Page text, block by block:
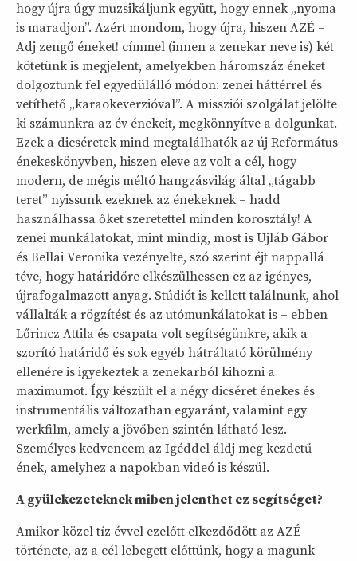
hogy újra úgy muzsikáljunk együtt, hogy ennek „nyoma
is maradjon”. Azért mondom, hogy újra, hiszen AZÉ –
Adj zengő éneket! címmel (innen a zenekar neve is) két
kötetünk is megjelent, amelyekben háromszáz éneket
dolgoztunk fel egyedülálló módon: zenei háttérrel és
vetíthető „karaokeverzióval”. A missziói szolgálat jelölte
ki számunkra az év énekeit, megkönnyítve a dolgunkat.
Ezek a dicséretek mind megtalálhatók az új Református
énekeskönyvben, hiszen eleve az volt a cél, hogy
modern, de mégis méltó hangzásvilág által „tágabb
teret” nyissunk ezeknek az énekeknek – hadd
használhassa őket szeretettel minden korosztály! A
zenei munkálatokat, mint mindig, most is Ujláb Gábor
és Bellai Veronika vezényelte, szó szerint éjt nappallá
téve, hogy határidőre elkészülhessen ez az igényes,
újrafogalmazott anyag. Stúdiót is kellett találnunk, ahol
vállalták a rögzítést és az utómunkálatokat is – ebben
Lőrincz Attila és csapata volt segítségünkre, akik a
szorító határidő és sok egyéb hátráltató körülmény
ellenére is igyekeztek a zenekarból kihozni a
maximumot. Így készült el a négy dicséret énekes és
instrumentális változatban egyaránt, valamint egy
werkfilm, amely a jövőben szintén látható lesz.
Személyes kedvencem az Igéddel áldj meg kezdetű
ének, amelyhez a napokban videó is készül.
A gyülekezeteknek miben jelenthet ez segítséget?
Amikor közel tíz évvel ezelőtt elkezdődött az AZÉ
története, az a cél lebegett előttünk, hogy a magunk